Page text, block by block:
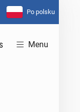
Po polsku
Menu